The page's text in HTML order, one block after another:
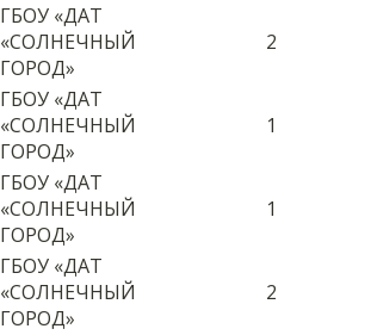
ГБОУ «ДАТ
«СОЛНЕЧНЫЙ
ГОРОД»
2
ГБОУ «ДАТ
«СОЛНЕЧНЫЙ
ГОРОД»
1
ГБОУ «ДАТ
«СОЛНЕЧНЫЙ
ГОРОД»
1
ГБОУ «ДАТ
«СОЛНЕЧНЫЙ
ГОРОД»
2